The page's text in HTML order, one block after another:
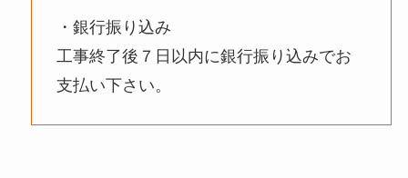
・銀行振り込み
工事終了後７日以内に銀行振り込みでお
支払い下さい。